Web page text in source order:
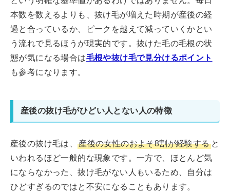
本数を数えるよりも、抜け毛が増えた時期が産後の経
過と合っているか、ピークを越えて減っていくかとい
う流れで見るほうが現実的です。抜けた毛の毛根の状
態が気になる場合は毛根や抜け毛で見分けるポイント
も参考になります。
産後の抜け毛がひどい人とない人の特徴
産後の抜け毛は、産後の女性のおよそ8割が経験すると
いわれるほど一般的な現象です。一方で、ほとんど気
にならなかった、抜け毛がない人もいるため、自分は
ひどすぎるのではと不安になることもあります。